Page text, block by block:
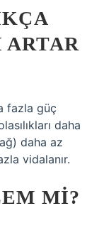
fazla güç
daha
daha az
vidalanır.
MI?